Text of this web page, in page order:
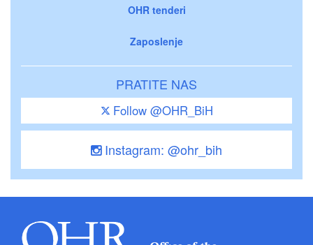
OHR tenderi
Zaposlenje
PRATITE NAS
Follow @OHR_BiH
Instagram: @ohr_bih